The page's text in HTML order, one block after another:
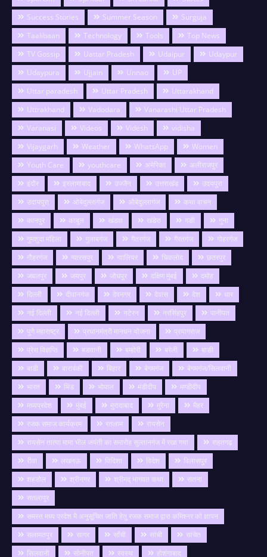
Success Stories
Summer Season
Surguja
Taalibaan
Technology Tools
Top News
TV Gossip
Uattar Pradesh Udaipur
Udaypur
Udaypura
Ujjain Unnao
UP
Uttar paradesh
Uttar Pradesh
Uttarakhand
Uttrakhand
Vadodara
Vanarashi Uttar Pradesh
Varanasi
Videos Videsh
vidisha
Vijaygarh
Weather WhatsApp
Women
Youth Care
youthcare अमेरिका
अलीराजपुर
इंदौर
इस्लामाबाद उज्जैन उत्तराखंड
उदयपुरा
उदायपुरा
ओबेदुल्लागंज औबेदुल्लागंज
कथा वाचन
कानपुर
काबुल खंडवा खंडेरा गङी
गुना
गुमशुदा महिला
गुलाबगंज गैतरगंज गैरतगंज
गोहरगंज
गौहरगंज
ग्यारसपुर ग्वालियर चिकलोद
छतरपुर
जबलपुर
जयपुर जोधपुर दक्षिण मुंबई
दमोह
दिल्ली
दीवानगंज देवनगर देवास देश
धार
नई दिल्ली
नई दिल्ली नटेरन नरसिंहपुर
पानीपत
पुणे महाराष्ट्र
प्रधानमंत्री मानधन योजना
प्रयागराज
प्रेस विज्ञप्ति
बङवानी बम्होरी बरेली
बाङी
बाडी
बाराबंकी बिहार बेगमगंज
बेगमगंज/सिलवानी
भारत
भिंड भोपाल मंडीदीप
मण्डीदीप
मध्यप्रदेश
मुंबई मुरादाबाद मुरैना
मैहर
रजक समाज कार्यक्रम
रतलाम
रायसेन
रायसेन तात्या मामा भील जयंती का समारोह सुल्तानगंज में रखा गया
राहतगढ़
रीवा
लखनऊ विदिशा विदेश
विलासपुर
शहडोल
श्रीनगर श्रीमद् भागवत कथा
सतना
सतलापुर
समस्त मध्य प्रदेश मै अनुसूचित जाति हेतु रजक समाज द्वारा कमिश्नर को ज्ञापन
सलामतपुर
सागर साँची सांची
सांचेत
सिलवानी
सोनीपत स्वस्थ होशंगाबाद